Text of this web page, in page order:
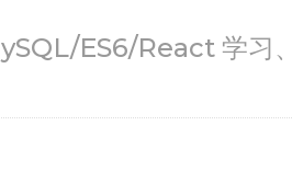
ES6/React 学习